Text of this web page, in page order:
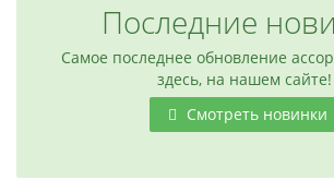
Последние
Самое последнее обновление
здесь, на нашем сайте!
Смотреть новинки